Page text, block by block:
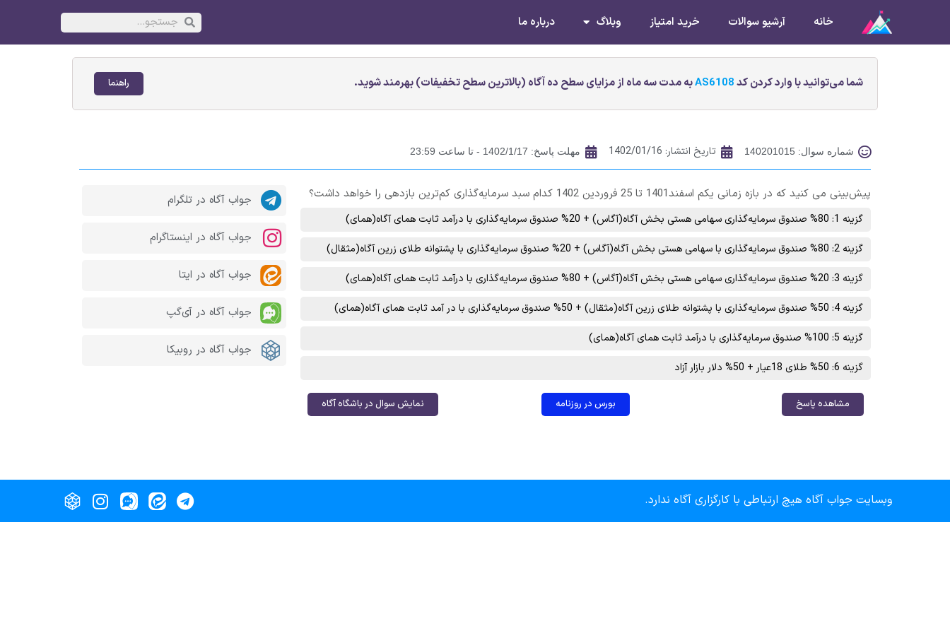
خانه آرشیو سوالات خرید امتیاز وبلاگ درباره ما
شما می‌توانید با وارد کردن کدAS6108به مدت سه ماه از مزایای سطح ده آگاه (بالاترین سطح تخفیفات) بهرمند شوید. راهنما
شماره سوال: 140201015 تاریخ انتشار: 1402/01/16 مهلت پاسخ: 1402/1/17 - تا ساعت 23:59
پیش‌بینی می کنید که در بازه زمانی یکم اسفند1401 تا 25 فروردین 1402 کدام سبد سرمایه‌گذاری کم‌ترین بازدهی را خواهد داشت؟
گزینه 1: 80% صندوق سرمایه‌گذاری سهامی هستی بخش آگاه(آگاس) + 20% صندوق سرمایه‌گذاری با درآمد ثابت همای آگاه(همای)
گزینه 2: 80% صندوق سرمایه‌گذاری با سهامی هستی بخش آگاه(آگاس) + 20% صندوق سرمایه‌گذاری با پشتوانه طلای زرین آگاه(مثقال)
گزینه 3: 20% صندوق سرمایه‌گذاری سهامی هستی بخش آگاه(آگاس) + 80% صندوق سرمایه‌گذاری با درآمد ثابت همای آگاه(همای)
گزینه 4: 50% صندوق سرمایه‌گذاری با پشتوانه طلای زرین آگاه(مثقال) + 50% صندوق سرمایه‌گذاری با در آمد ثابت همای آگاه(همای)
گزینه 5: 100% صندوق سرمایه‌گذاری با درآمد ثابت همای آگاه(همای)
گزینه 6: 50% طلای 18عیار + 50% دلار بازار آزاد
مشاهده پاسخ بورس در روزنامه نمایش سوال در باشگاه آگاه
جواب آگاه در تلگرام
جواب آگاه در اینستاگرام
جواب آگاه در ایتا
جواب آگاه در آی‌گپ
جواب آگاه در روبیکا
وبسایت جواب آگاه هیچ ارتباطی با کارگزاری آگاه ندارد.